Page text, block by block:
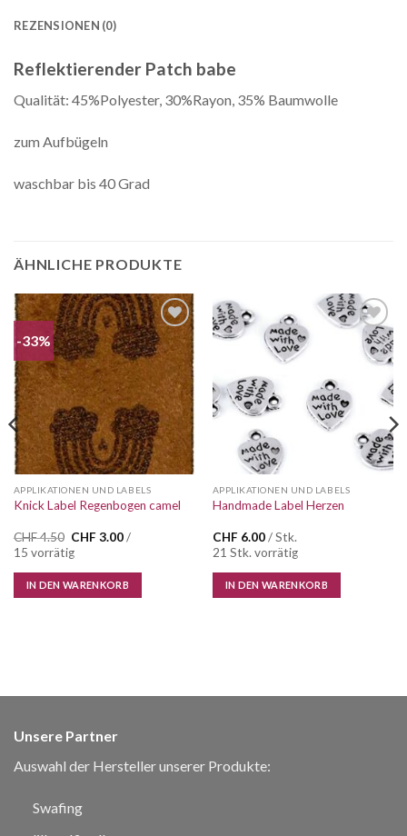
REZENSIONEN (0)
Reflektierender Patch babe
Qualität: 45%Polyester, 30%Rayon, 35% Baumwolle
zum Aufbügeln
waschbar bis 40 Grad
ÄHNLICHE PRODUKTE
-33%
Auf die
Wunschliste
APPLIKATIONEN UND LABELS
Knick Label Regenbogen camel
CHF4.50 Ursprünglicher
Preis
war:
CHF 4.50
CHF 3.00Aktueller
CHF 3.00.
/
15 vorrätig
IN DEN WARENKORB
Auf die
Wunschliste
APPLIKATIONEN UND LABELS
Handmade Label Herzen
CHF 6.00/ Stk.
21 Stk. vorrätig
IN DEN WARENKORB
Unsere Partner
Auswahl der Hersteller unserer Produkte:
Swafing